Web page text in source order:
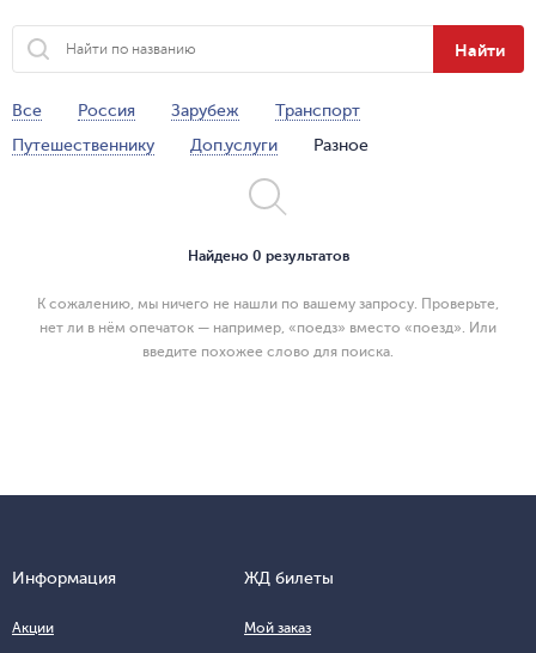
Все Россия Зарубеж
Транспорт
Путешественнику
Доп.услуги Разное
Найти
Найдено 0 результатов
К сожалению, мы ничего не нашли по вашему запросу. Проверьте,
нет ли в нём опечаток — например, «поедз» вместо «поезд». Или
введите похожее слово для поиска.
Информация
Акции
ЖД билеты
Мой заказ